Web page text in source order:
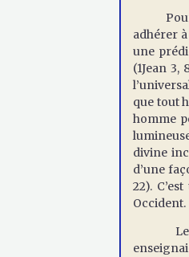
Pour
adhérer
une
(1Jean 3,
que tout
homme
divine
d’une
22).
Occident.
Les